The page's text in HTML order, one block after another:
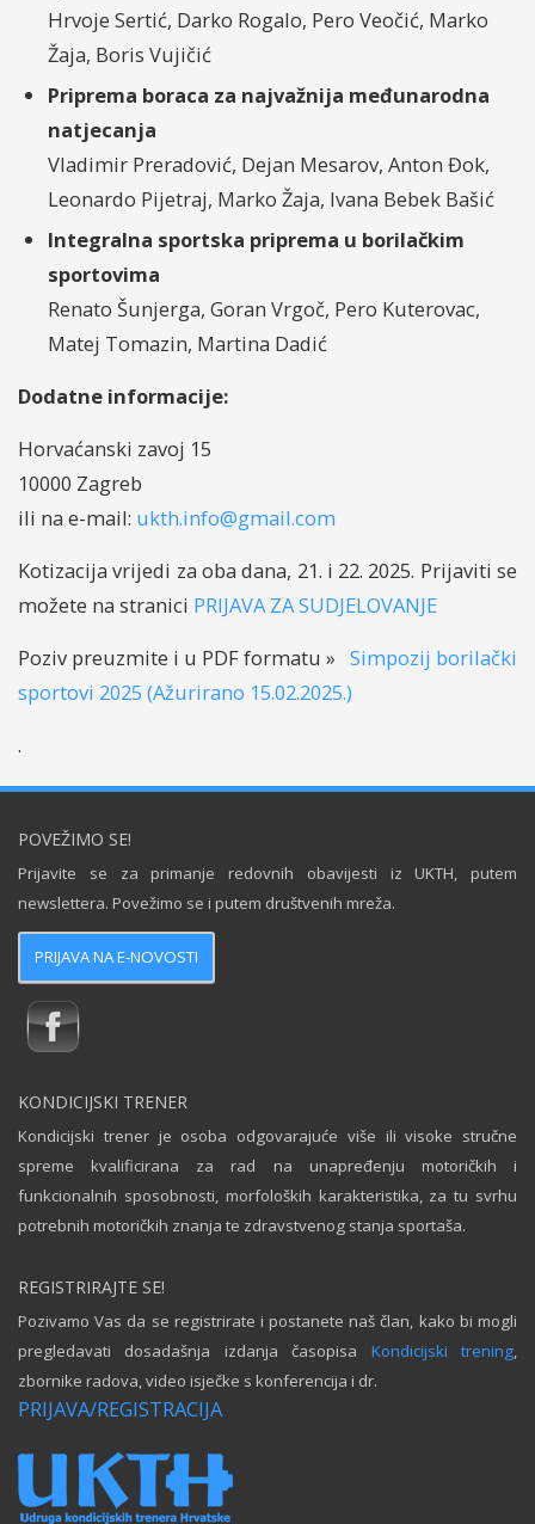
Hrvoje Sertić, Darko Rogalo, Pero Veočić, Marko
Žaja, Boris Vujičić
Priprema boraca za najvažnija međunarodna
natjecanja
Vladimir Preradović, Dejan Mesarov, Anton Đok,
Leonardo Pijetraj, Marko Žaja, Ivana Bebek Bašić
Integralna sportska priprema u borilačkim
sportovima
Renato Šunjerga, Goran Vrgoč, Pero Kuterovac,
Matej Tomazin, Martina Dadić
Dodatne informacije:
Horvaćanski zavoj 15
10000 Zagreb
ili na e-mail: ukth.info@gmail.com
Kotizacija vrijedi za oba dana, 21. i 22. 2025. Prijaviti se
možete na stranici PRIJAVA ZA SUDJELOVANJE
Poziv preuzmite i u PDF formatu » Simpozij borilački
sportovi 2025 (Ažurirano 15.02.2025.)
.
POVEŽIMO SE!
Prijavite se za primanje redovnih obavijesti iz UKTH, putem
newslettera. Povežimo se i putem društvenih mreža.
PRIJAVA NA E-NOVOSTI
KONDICIJSKI TRENER
Kondicijski trener je osoba odgovarajuće više ili visoke stručne
spreme kvalificirana za rad na unapređenju motoričkih i
funkcionalnih sposobnosti, morfoloških karakteristika, za tu svrhu
potrebnih motoričkih znanja te zdravstvenog stanja sportaša.
REGISTRIRAJTE SE!
Pozivamo Vas da se registrirate i postanete naš član, kako bi mogli
pregledavati dosadašnja izdanja časopisa Kondicijski trening
zbornike radova, video isječke s konferencija i dr.
PRIJAVA/REGISTRACIJA